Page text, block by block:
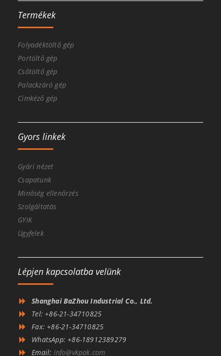
Termékek
Folyadéktöltő gép
Portöltő gép
Csőtöltő gép
Palackzáró gép
Címkéző gép
Gyors linkek
Gyári nézet
Csapatunk
Minőség ellenőrzés
Szolgáltatás
GYIK
Ügyfelek
Lépjen kapcsolatba velünk
Shanghai BaZhou Industrial Co., Ltd.
Tel: +86-21-34710825
Fax: +86-21-34710825
WhatsApp: +86-18912389279
Email: info@vkpak.com